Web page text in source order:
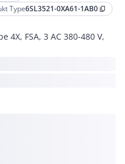
Type6SL3521-0XA61-1AB0 content_copy
4X, FSA, 3 AC 380-480 V,